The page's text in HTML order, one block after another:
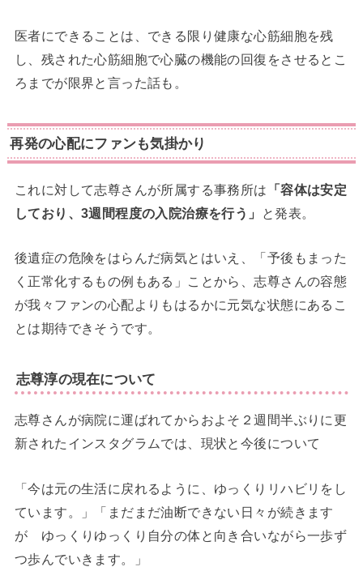
医者にできることは、できる限り健康な心筋細胞を残
し、残された心筋細胞で心臓の機能の回復をさせるとこ
ろまでが限界と言った話も。
再発の心配にファンも気掛かり
これに対して志尊さんが所属する事務所は 「容体は安定
しており、3週間程度の入院治療を行う」
と発表。
後遺症の危険をはらんだ病気とはいえ、「予後もまった
く正常化するもの例もある」ことから、志尊さんの容態
が我々ファンの心配よりもはるかに元気な状態にあるこ
とは期待できそうです。
志尊淳の現在について
志尊さんが病院に運ばれてからおよそ２週間半ぶりに更
新されたインスタグラムでは、現状と今後について
「今は元の生活に戻れるように、ゆっくりリハビリをし
ています。」「まだまだ油断できない日々が続きます
が ゆっくりゆっくり自分の体と向き合いながら一歩ず
つ歩んでいきます。」